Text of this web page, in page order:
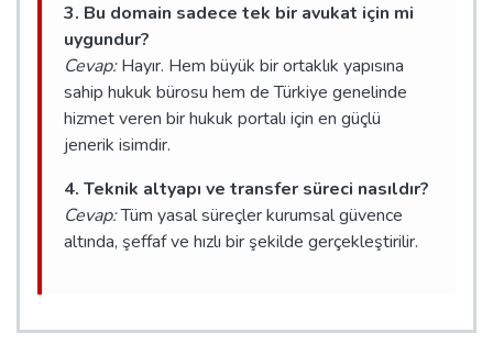
3. Bu domain sadece tek bir avukat için mi
uygundur?
Cevap:Hayır. Hem büyük bir ortaklık yapısına
sahip hukuk bürosu hem de Türkiye genelinde
hizmet veren bir hukuk portalı için en güçlü
jenerik isimdir.
4. Teknik altyapı ve transfer süreci nasıldır?
Cevap:Tüm yasal süreçler kurumsal güvence
altında, şeffaf ve hızlı bir şekilde gerçekleştirilir.